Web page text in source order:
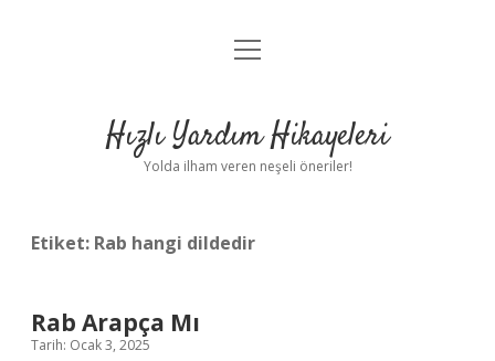
Anasayfa
Yasal Uyarı
menüyü
Hızlı Yardım Hikayeleri
Yolda ilham veren neşeli öneriler!
Etiket: Rab hangi dildedir
Rab Arapça Mı
Tarih: Ocak 3, 2025